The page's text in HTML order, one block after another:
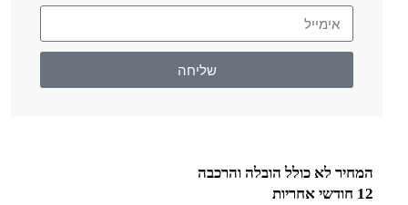
שליחה
המחיר לא כולל הובלה והרכבה
12 חודשי אחריות